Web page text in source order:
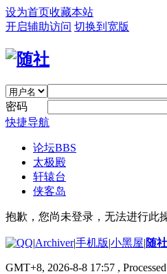
设为首页收藏本站
开启辅助访问 切换到宽版
密码
快捷导航
论坛BBS
太极殿
轩辕台
侠客岛
抱歉，您尚未登录，无法进行此
|Archiver|手机版|小黑屋|随社
GMT+8, 2026-8-8 17:57 ,